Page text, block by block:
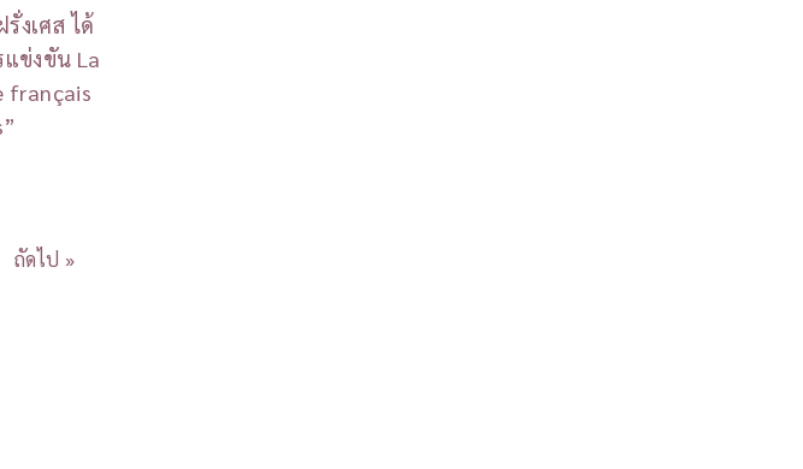
งเศส ได้
ข่งขัน La
français
ถัดไป »